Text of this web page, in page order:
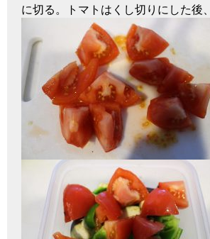
に切る。トマトはくし切りにした後